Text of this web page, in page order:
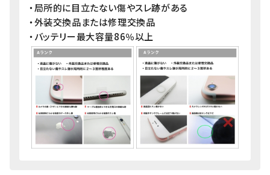
・局所的に目立たない傷やスレ跡がある
・外装交換品または修理交換品
・バッテリー最大容量86％以上